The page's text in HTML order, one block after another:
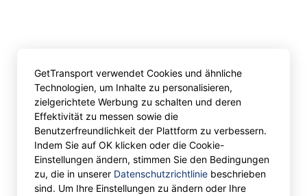
GetTransport verwendet Cookies und ähnliche
Technologien, um Inhalte zu personalisieren,
zielgerichtete Werbung zu schalten und deren
Effektivität zu messen sowie die
Benutzerfreundlichkeit der Plattform zu verbessern.
Indem Sie auf OK klicken oder die Cookie-
Einstellungen ändern, stimmen Sie den Bedingungen
zu, die in unserer Datenschutzrichtlinie beschrieben
sind. Um Ihre Einstellungen zu ändern oder Ihre